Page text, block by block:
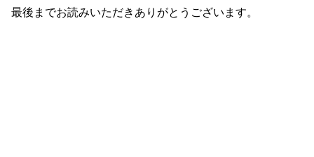
最後までお読みいただきありがとうございます。